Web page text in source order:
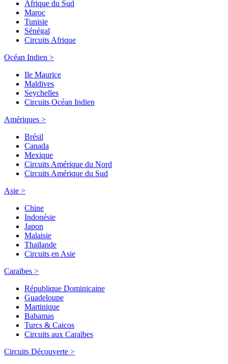
Afrique du Sud
Maroc
Tunisie
Sénégal
Circuits Afrique
Océan Indien >
Ile Maurice
Maldives
Seychelles
Circuits Océan Indien
Amériques >
Brésil
Canada
Mexique
Circuits Amérique du Nord
Circuits Amérique du Sud
Asie >
Chine
Indonésie
Japon
Malaisie
Thaïlande
Circuits en Asie
Caraïbes >
République Dominicaine
Guadeloupe
Martinique
Bahamas
Turcs & Caicos
Circuits aux Caraïbes
Circuits Découverte >